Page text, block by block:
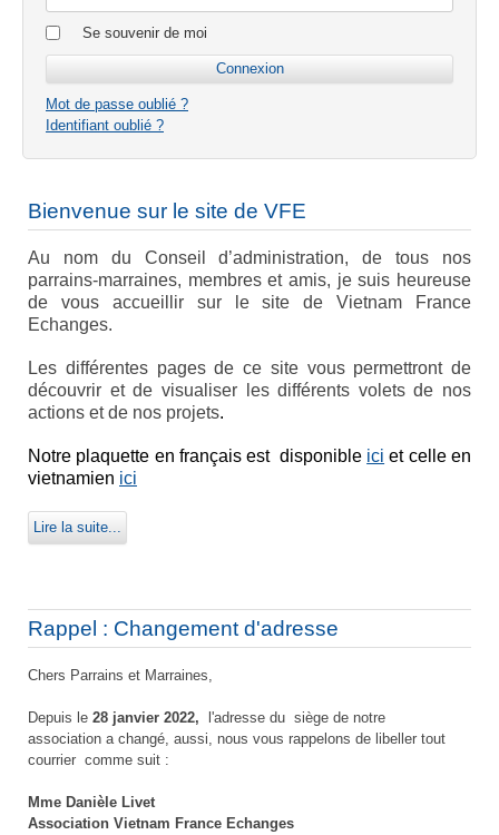
Se souvenir de moi
Mot de passe oublié ?
Identifiant oublié ?
Bienvenue sur le site de VFE
Au nom du Conseil d’administration, de tous nos
parrains-marraines, membres et amis, je suis heureuse
de vous accueillir sur le site de Vietnam France
Echanges.
Les différentes pages de ce site vous permettront de
découvrir et de visualiser les différents volets de nos
actions et de nos projets.
Notre plaquette en français est disponible ici et celle en
vietnamien ici
Lire la suite...
Rappel : Changement d'adresse
Chers Parrains et Marraines,
Depuis le 28 janvier 2022, l'adresse du siège de notre
association a changé, aussi, nous vous rappelons de libeller tout
courrier comme suit :
Mme Danièle Livet
Association Vietnam France Echanges